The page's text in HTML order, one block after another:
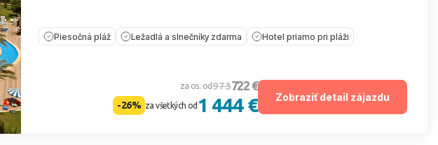
Piesočná pláž Ležadlá a slnečníky zdarma Hotel priamo pri pláži
za os. od973722 €
-26% za všetkých od 1 444 € Zobraziť detail zájazdu